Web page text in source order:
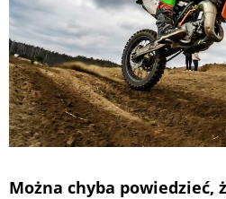
Można chyba powiedzieć,